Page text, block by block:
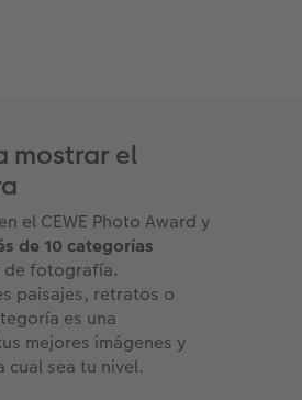
mostrar el
el CEWE Photo Award y
de 10 categorías
de fotografía.
paisajes, retratos o
es una
mejores imágenes y
sea tu nivel.